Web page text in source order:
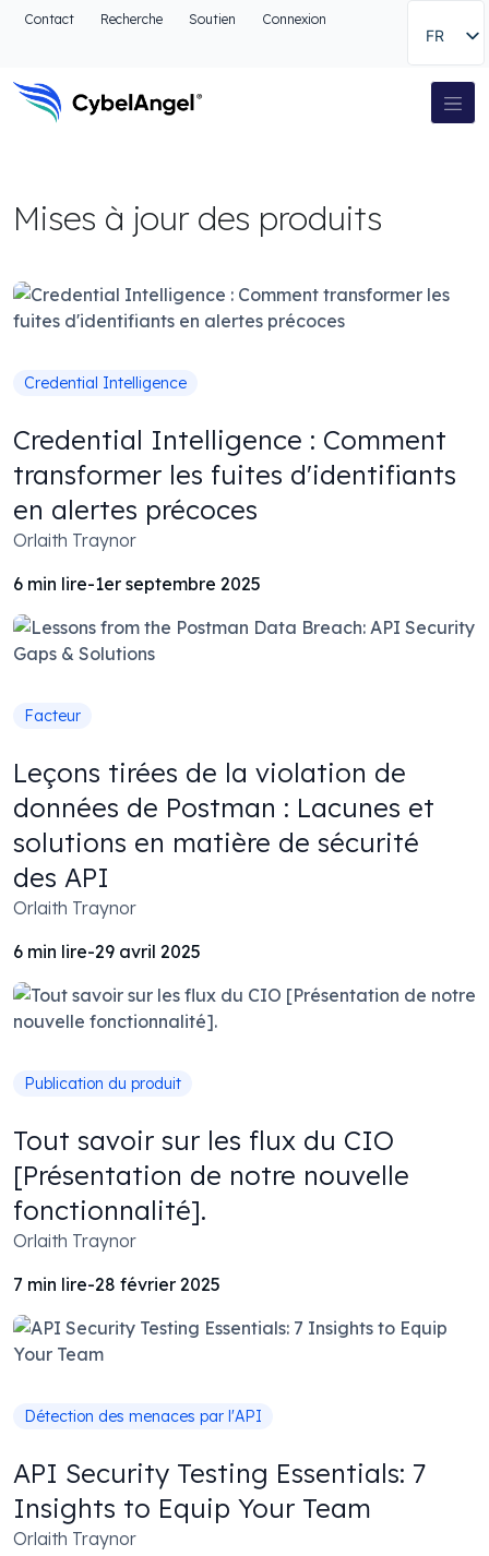
Aller à l'en-tête
Aller à la recherche
Aller au pied de page
Contact Recherche Soutien Connexion
FR
Navigation principale
Mises à jour des produits
Credential Intelligence
Credential Intelligence : Comment
transformer les fuites d'identifiants
en alertes précoces
Orlaith Traynor
6 min lire-1er septembre 2025
Facteur
Leçons tirées de la violation de
données de Postman : Lacunes et
solutions en matière de sécurité
des API
Orlaith Traynor
6 min lire-29 avril 2025
Publication du produit
Tout savoir sur les flux du CIO
[Présentation de notre nouvelle
fonctionnalité].
Orlaith Traynor
7 min lire-28 février 2025
Détection des menaces par l'API
API Security Testing Essentials: 7
Insights to Equip Your Team
Orlaith Traynor